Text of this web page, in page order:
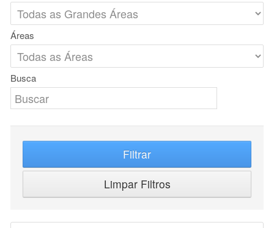
Áreas
Busca
Filtrar
Limpar Filtros